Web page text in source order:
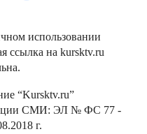
использовании
ссылка на kursktv.ru
“Kursktv.ru”
СМИ: ЭЛ № ФС 77 -
г.